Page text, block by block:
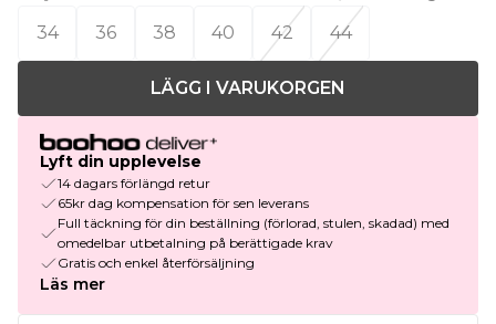
34
36 38 40 42 44
LÄGG I VARUKORGEN
Lyft din upplevelse
14 dagars förlängd retur
65kr dag kompensation för sen leverans
Full täckning för din beställning (förlorad, stulen, skadad) med
omedelbar utbetalning på berättigade krav
Gratis och enkel återförsäljning
Läs mer